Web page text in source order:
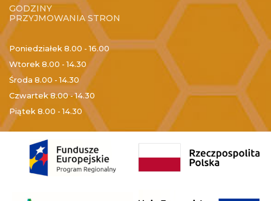
GODZINY
PRZYJMOWANIA STRON
Poniedziałek 8.00 - 16.00
Wtorek 8.00 - 14.30
Środa 8.00 - 14.30
Czwartek8.00 - 14.30
Piątek 8.00 - 14.30